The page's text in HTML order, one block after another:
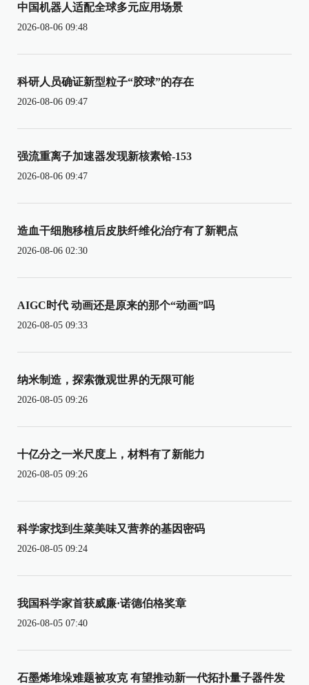
中国机器人适配全球多元应用场景
2026-08-06 09:48
科研人员确证新型粒子“胶球”的存在
2026-08-06 09:47
强流重离子加速器发现新核素铪-153
2026-08-06 09:47
造血干细胞移植后皮肤纤维化治疗有了新靶点
2026-08-06 02:30
AIGC时代 动画还是原来的那个“动画”吗
2026-08-05 09:33
纳米制造，探索微观世界的无限可能
2026-08-05 09:26
十亿分之一米尺度上，材料有了新能力
2026-08-05 09:26
科学家找到生菜美味又营养的基因密码
2026-08-05 09:24
我国科学家首获威廉·诺德伯格奖章
2026-08-05 07:40
石墨烯堆垛难题被攻克 有望推动新一代拓扑量子器件发